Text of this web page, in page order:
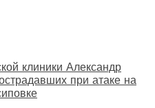
клиники Александр
при атаке на